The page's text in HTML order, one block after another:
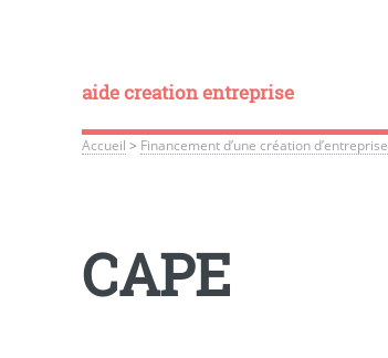
aide creation entreprise
Accueil > Financement d’une création d’entreprise
CAPE